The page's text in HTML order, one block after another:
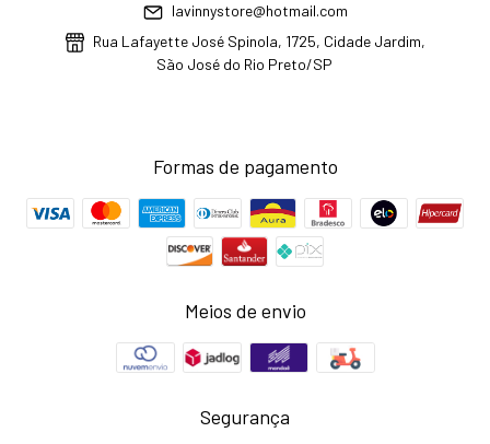
lavinnystore@hotmail.com
Rua Lafayette José Spinola, 1725, Cidade Jardim,
São José do Rio Preto/SP
Formas de pagamento
Meios de envio
Segurança